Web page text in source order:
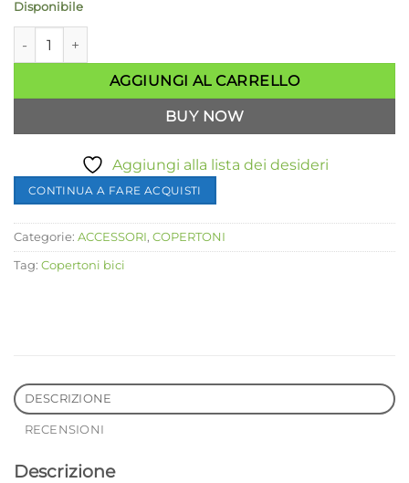
Disponibile
Copertoni bici BYTE 20X1.75 ESTE N quantità
AGGIUNGI AL CARRELLO
BUY NOW
Aggiungi alla lista dei desideri
CONTINUA A FARE ACQUISTI
Categorie: ACCESSORI, COPERTONI
Tag: Copertoni bici
DESCRIZIONE
RECENSIONI
Descrizione